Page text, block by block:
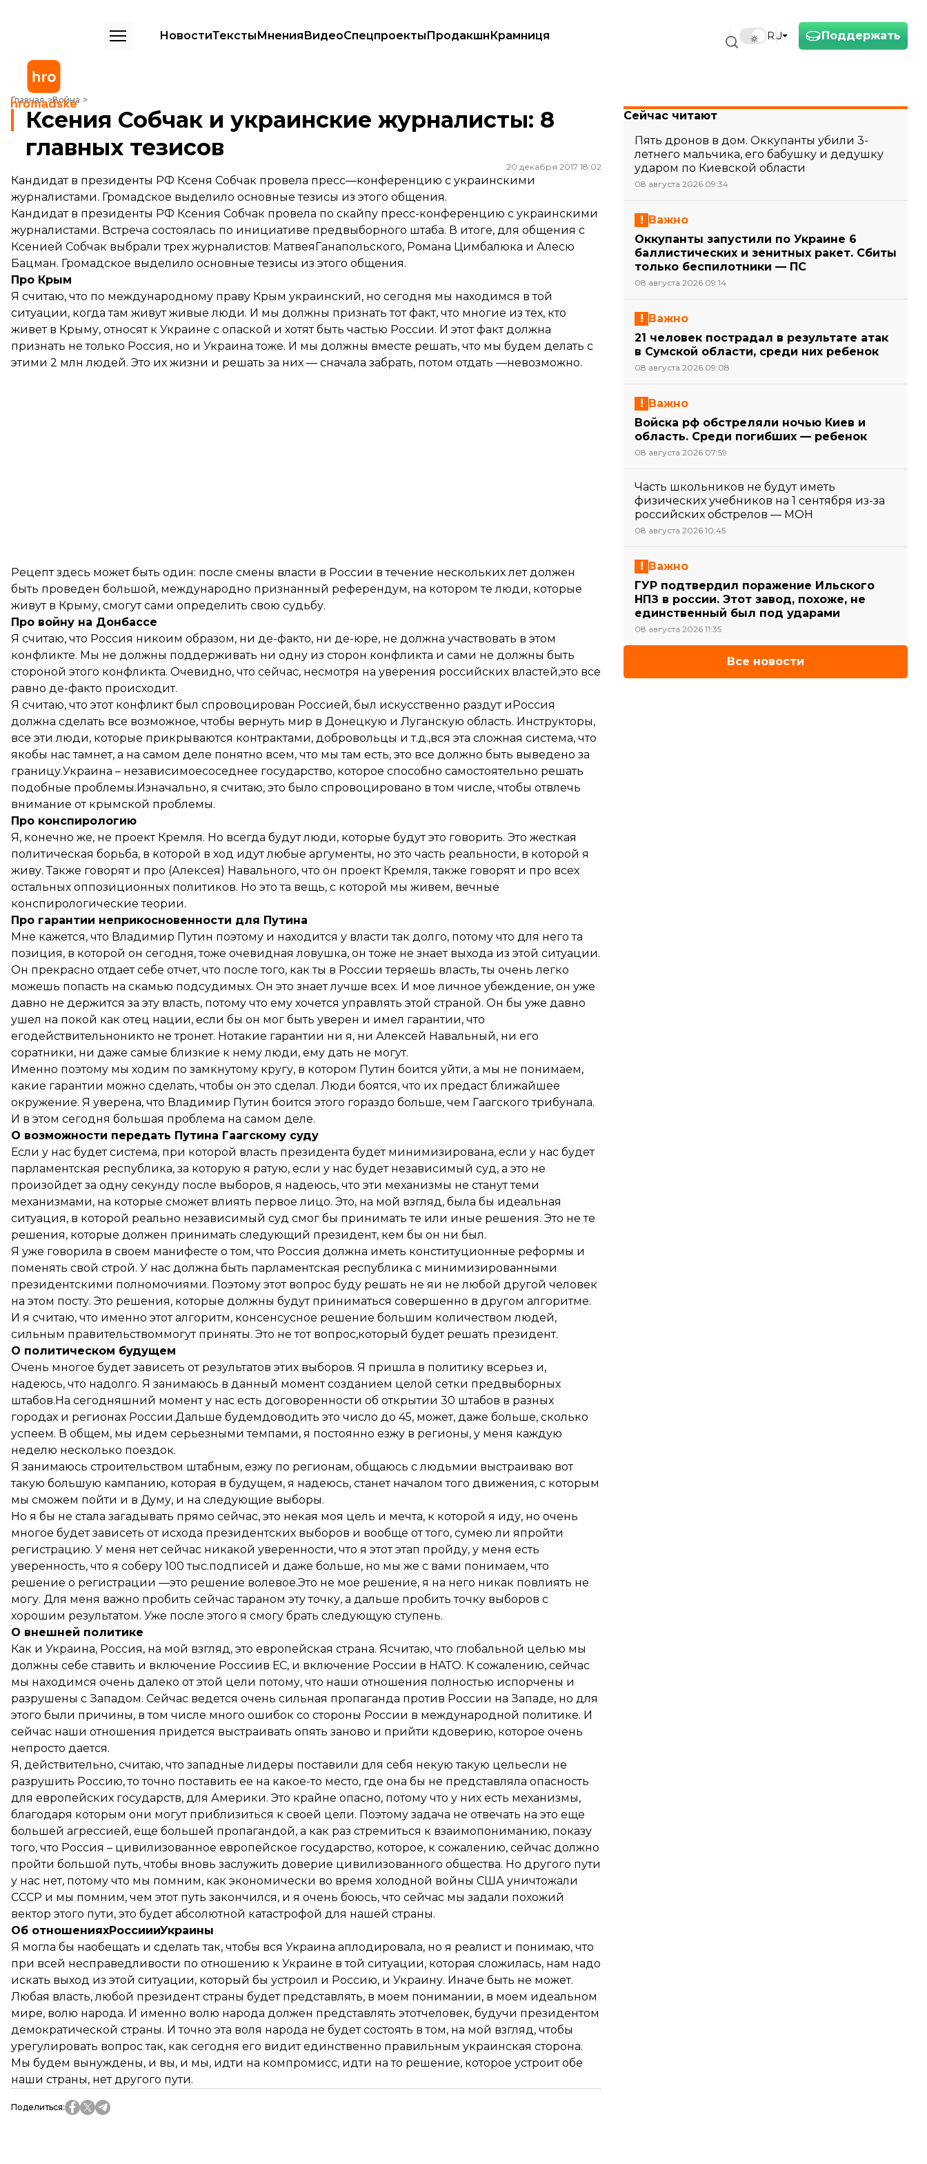
Поддержать
RU
НовостиТекстыМненияВидеоСпецпроектыПродакшнКрамниця
Главная Война
Ксения Собчак и украинские журналисты: 8 главных тезисов
Ксения Собчак и украинские журналисты: 8
главных тезисов
20 декабря 2017 18:02
Кандидат в президенты РФ Ксеня Собчак провела пресс—конференцию с украинскими
журналистами. Громадское выделило основные тезисы из этого общения.
Кандидат в президенты РФ Ксения Собчак провела по скайпу пресс-конференцию с украинскими
журналистами. Встреча состоялась по инициативе предвыборного штаба. В итоге, для общения с
Ксенией Собчак выбрали трех журналистов: МатвеяГанапольского, Романа Цимбалюка и Алесю
Бацман. Громадское выделило основные тезисы из этого общения.
Про Крым
Я считаю, что по международному праву Крым украинский, но сегодня мы находимся в той
ситуации, когда там живут живые люди. И мы должны признать тот факт, что многие из тех, кто
живет в Крыму, относят к Украине с опаской и хотят быть частью России. И этот факт должна
признать не только Россия, но и Украина тоже. И мы должны вместе решать, что мы будем делать с
этими 2 млн людей. Это их жизни и решать за них — сначала забрать, потом отдать —невозможно.
Рецепт здесь может быть один: после смены власти в России в течение нескольких лет должен
быть проведен большой, международно признанный референдум, на котором те люди, которые
живут в Крыму, смогут сами определить свою судьбу.
Про войну на Донбассе
Я считаю, что Россия никоим образом, ни де-факто, ни де-юре, не должна участвовать в этом
конфликте. Мы не должны поддерживать ни одну из сторон конфликта и сами не должны быть
стороной этого конфликта. Очевидно, что сейчас, несмотря на уверения российских властей,это все
равно де-факто происходит.
Я считаю, что этот конфликт был спровоцирован Россией, был искусственно раздут иРоссия
должна сделать все возможное, чтобы вернуть мир в Донецкую и Луганскую область. Инструкторы,
все эти люди, которые прикрываются контрактами, добровольцы и т.д.,вся эта сложная система, что
якобы нас тамнет, а на самом деле понятно всем, что мы там есть, это все должно быть выведено за
границу.Украина – независимоесоседнее государство, которое способно самостоятельно решать
подобные проблемы.Изначально, я считаю, это было спровоцировано в том числе, чтобы отвлечь
внимание от крымской проблемы.
Про конспирологию
Я, конечно же, не проект Кремля. Но всегда будут люди, которые будут это говорить. Это жесткая
политическая борьба, в которой в ход идут любые аргументы, но это часть реальности, в которой я
живу. Также говорят и про (Алексея) Навального, что он проект Кремля, также говорят и про всех
остальных оппозиционных политиков. Но это та вещь, с которой мы живем, вечные
конспирологические теории.
Про гарантии неприкосновенности для Путина
Мне кажется, что Владимир Путин поэтому и находится у власти так долго, потому что для него та
позиция, в которой он сегодня, тоже очевидная ловушка, он тоже не знает выхода из этой ситуации.
Он прекрасно отдает себе отчет, что после того, как ты в России теряешь власть, ты очень легко
можешь попасть на скамью подсудимых. Он это знает лучше всех. И мое личное убеждение, он уже
давно не держится за эту власть, потому что ему хочется управлять этой страной. Он бы уже давно
ушел на покой как отец нации, если бы он мог быть уверен и имел гарантии, что
егодействительноникто не тронет. Нотакие гарантии ни я, ни Алексей Навальный, ни его
соратники, ни даже самые близкие к нему люди, ему дать не могут.
Именно поэтому мы ходим по замкнутому кругу, в котором Путин боится уйти, а мы не понимаем,
какие гарантии можно сделать, чтобы он это сделал. Люди боятся, что их предаст ближайшее
окружение. Я уверена, что Владимир Путин боится этого гораздо больше, чем Гаагского трибунала.
И в этом сегодня большая проблема на самом деле.
О возможности передать Путина Гаагскому суду
Если у нас будет система, при которой власть президента будет минимизирована, если у нас будет
парламентская республика, за которую я ратую, если у нас будет независимый суд, а это не
произойдет за одну секунду после выборов, я надеюсь, что эти механизмы не станут теми
механизмами, на которые сможет влиять первое лицо. Это, на мой взгляд, была бы идеальная
ситуация, в которой реально независимый суд смог бы принимать те или иные решения. Это не те
решения, которые должен принимать следующий президент, кем бы он ни был.
Я уже говорила в своем манифесте о том, что Россия должна иметь конституционные реформы и
поменять свой строй. У нас должна быть парламентская республика с минимизированными
президентскими полномочиями. Поэтому этот вопрос буду решать не яи не любой другой человек
на этом посту. Это решения, которые должны будут приниматься совершенно в другом алгоритме.
И я считаю, что именно этот алгоритм, консенсусное решение большим количеством людей,
сильным правительствоммогут приняты. Это не тот вопрос,который будет решать президент.
О политическом будущем
Очень многое будет зависеть от результатов этих выборов. Я пришла в политику всерьез и,
надеюсь, что надолго. Я занимаюсь в данный момент созданием целой сетки предвыборных
штабов.На сегодняшний момент у нас есть договоренности об открытии 30 штабов в разных
городах и регионах России.Дальше будемдоводить это число до 45, может, даже больше, сколько
успеем. В общем, мы идем серьезными темпами, я постоянно езжу в регионы, у меня каждую
неделю несколько поездок.
Я занимаюсь строительством штабным, езжу по регионам, общаюсь с людьмии выстраиваю вот
такую большую кампанию, которая в будущем, я надеюсь, станет началом того движения, с которым
мы сможем пойти и в Думу, и на следующие выборы.
Но я бы не стала загадывать прямо сейчас, это некая моя цель и мечта, к которой я иду, но очень
многое будет зависеть от исхода президентских выборов и вообще от того, сумею ли япройти
регистрацию. У меня нет сейчас никакой уверенности, что я этот этап пройду, у меня есть
уверенность, что я соберу 100 тыс.подписей и даже больше, но мы же с вами понимаем, что
решение о регистрации —это решение волевое.Это не мое решение, я на него никак повлиять не
могу. Для меня важно пробить сейчас тараном эту точку, а дальше пробить точку выборов с
хорошим результатом. Уже после этого я смогу брать следующую ступень.
О внешней политике
Как и Украина, Россия, на мой взгляд, это европейская страна. Ясчитаю, что глобальной целью мы
должны себе ставить и включение Россиив ЕС, и включение России в НАТО. К сожалению, сейчас
мы находимся очень далеко от этой цели потому, что наши отношения полностью испорчены и
разрушены с Западом. Сейчас ведется очень сильная пропаганда против России на Западе, но для
этого были причины, в том числе много ошибок со стороны России в международной политике. И
сейчас наши отношения придется выстраивать опять заново и прийти кдоверию, которое очень
непросто дается.
Я, действительно, считаю, что западные лидеры поставили для себя некую такую цельесли не
разрушить Россию, то точно поставить ее на какое-то место, где она бы не представляла опасность
для европейских государств, для Америки. Это крайне опасно, потому что у них есть механизмы,
благодаря которым они могут приблизиться к своей цели. Поэтому задача не отвечать на это еще
большей агрессией, еще большей пропагандой, а как раз стремиться к взаимопониманию, показу
того, что Россия – цивилизованное европейское государство, которое, к сожалению, сейчас должно
пройти большой путь, чтобы вновь заслужить доверие цивилизованного общества. Но другого пути
у нас нет, потому что мы помним, как экономически во время холодной войны США уничтожали
СССР и мы помним, чем этот путь закончился, и я очень боюсь, что сейчас мы задали похожий
вектор этого пути, это будет абсолютной катастрофой для нашей страны.
Об отношенияхРоссиииУкраины
Я могла бы наобещать и сделать так, чтобы вся Украина аплодировала, но я реалист и понимаю, что
при всей несправедливости по отношению к Украине в той ситуации, которая сложилась, нам надо
искать выход из этой ситуации, который бы устроил и Россию, и Украину. Иначе быть не может.
Любая власть, любой президент страны будет представлять, в моем понимании, в моем идеальном
мире, волю народа. И именно волю народа должен представлять этотчеловек, будучи президентом
демократической страны. И точно эта воля народа не будет состоять в том, на мой взгляд, чтобы
урегулировать вопрос так, как сегодня его видит единственно правильным украинская сторона.
Мы будем вынуждены, и вы, и мы, идти на компромисс, идти на то решение, которое устроит обе
наши страны, нет другого пути.
Поделиться:
Сейчас читают
Пять дронов в дом. Оккупанты убили 3-
летнего мальчика, его бабушку и дедушку
ударом по Киевской области
08 августа 2026 09:34
Важно
Оккупанты запустили по Украине 6
баллистических и зенитных ракет. Сбиты
только беспилотники — ПС
08 августа 2026 09:14
Важно
21 человек пострадал в результате атак
в Сумской области, среди них ребенок
08 августа 2026 09:08
Важно
Войска рф обстреляли ночью Киев и
область. Среди погибших — ребенок
08 августа 2026 07:59
Часть школьников не будут иметь
физических учебников на 1 сентября из-за
российских обстрелов — МОН
08 августа 2026 10:45
Важно
ГУР подтвердил поражение Ильского
НПЗ в россии. Этот завод, похоже, не
единственный был под ударами
08 августа 2026 11:35
Все новости